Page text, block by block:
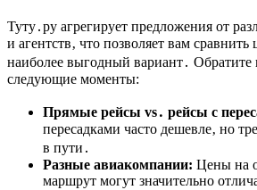
Туту․ру агрегирует предложения от
и агентств‚ что позволяет вам
наиболее выгодный вариант․ Обратите
следующие моменты:
Прямые рейсы vs․ рейсы с
пересадками часто дешевле‚ но
в пути․
Разные авиакомпании: Цены на
маршрут могут значительно